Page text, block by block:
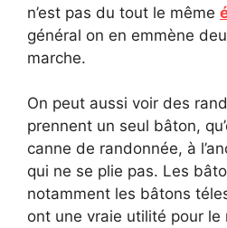
n’est pas du tout le même
général on en emmène
marche.
On peut aussi voir des
prennent un seul bâton,
canne de randonnée, à
qui ne se plie pas. Les
notamment les bâtons
ont une vraie utilité pour le